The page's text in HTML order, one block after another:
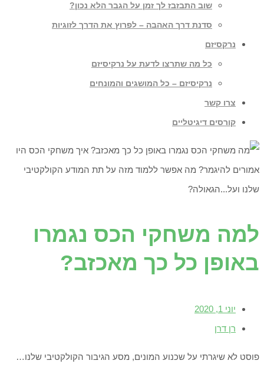
שוב התבזבז לך זמן על הגבר הלא נכון?
סדנת דרך האהבה – לפרוץ את הדרך לזוגיות
נרקסיזם
כל מה שתרצו לדעת על נרקיסיזם
נרקיסיזם – כל המושגים והמונחים
צרו קשר
קורסים דיגיטליים
למה משחקי הכס נגמרו
באופן כל כך מאכזב?
יוני 1, 2020
רן דרן
פוסט לא שיגרתי על שכנוע המונים, מסע הגיבור הקולקטיבי שלנו…